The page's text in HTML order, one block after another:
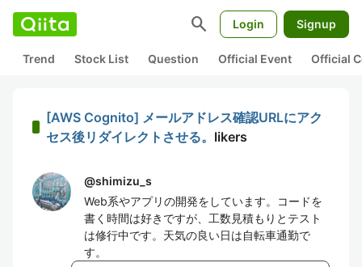
search Login Signup
Trend Stock List Question Official Event Official
[AWS Cognito] メールアドレス確認URLにアク
セス後リダイレクトさせる。 likers
@shimizu_s
Web系やアプリの開発をしています。コードを
書く時間は好きですが、工数見積もりとテスト
は修行中です。天気の良い日は自転車通勤で
す。